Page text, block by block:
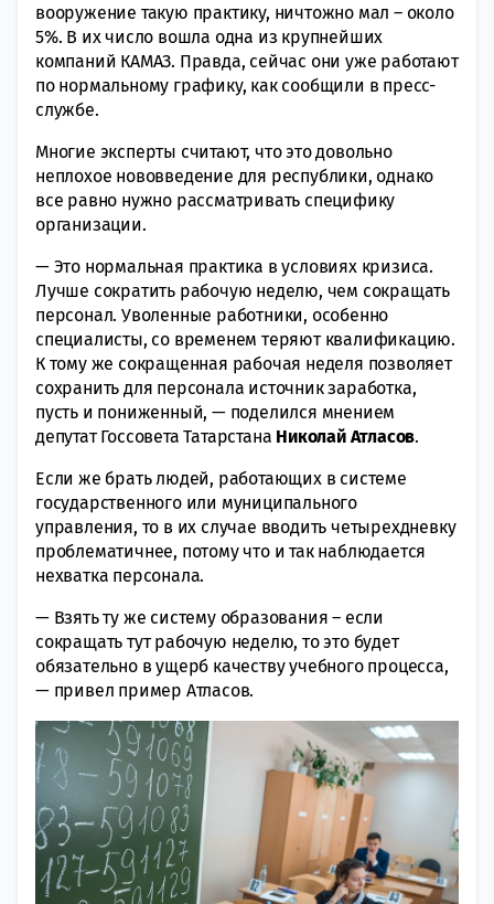
вооружение такую практику, ничтожно мал – около
5%. В их число вошла одна из крупнейших
компаний КАМАЗ. Правда, сейчас они уже работают
по нормальному графику, как сообщили в пресс-
службе.
Многие эксперты считают, что это довольно
неплохое нововведение для республики, однако
все равно нужно рассматривать специфику
организации.
— Это нормальная практика в условиях кризиса.
Лучше сократить рабочую неделю, чем сокращать
персонал. Уволенные работники, особенно
специалисты, со временем теряют квалификацию.
К тому же сокращенная рабочая неделя позволяет
сохранить для персонала источник заработка,
пусть и пониженный, — поделился мнением
депутат Госсовета Татарстана Николай Атласов.
Если же брать людей, работающих в системе
государственного или муниципального
управления, то в их случае вводить четырехдневку
проблематичнее, потому что и так наблюдается
нехватка персонала.
— Взять ту же систему образования – если
сокращать тут рабочую неделю, то это будет
обязательно в ущерб качеству учебного процесса,
— привел пример Атласов.